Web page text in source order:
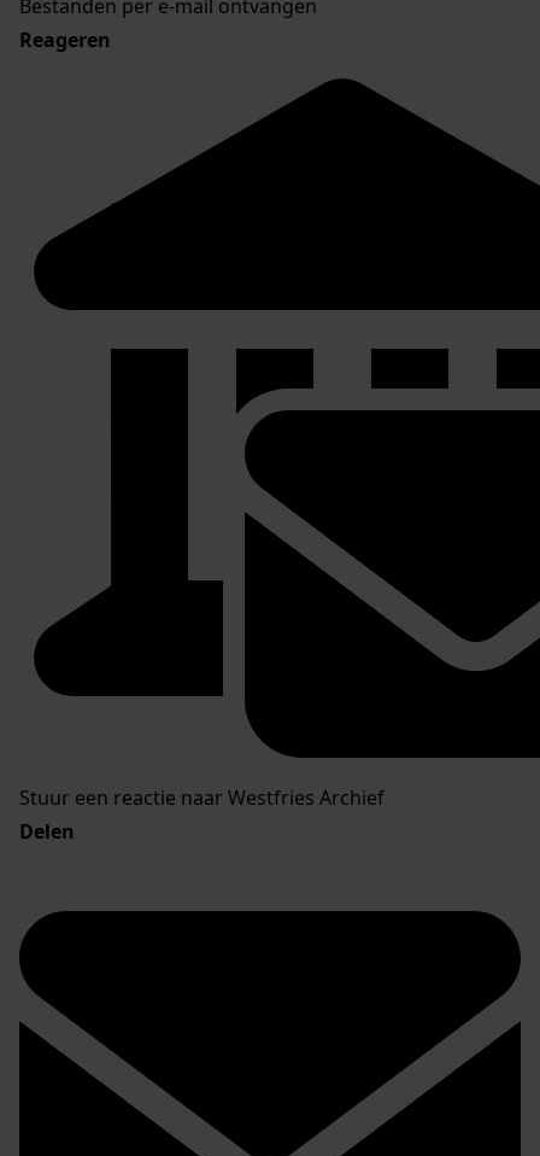
Bestanden per e-mail ontvangen
Reageren
Stuur een reactie naar Westfries Archief
Delen